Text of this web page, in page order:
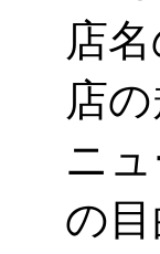
店
店
ニ
の